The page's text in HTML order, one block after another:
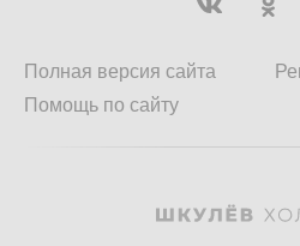
Полная версия сайта
Помощь по сайту